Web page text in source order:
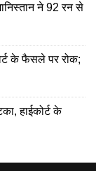
ने 92 रन से
के फैसले पर रोक;
हाईकोर्ट के